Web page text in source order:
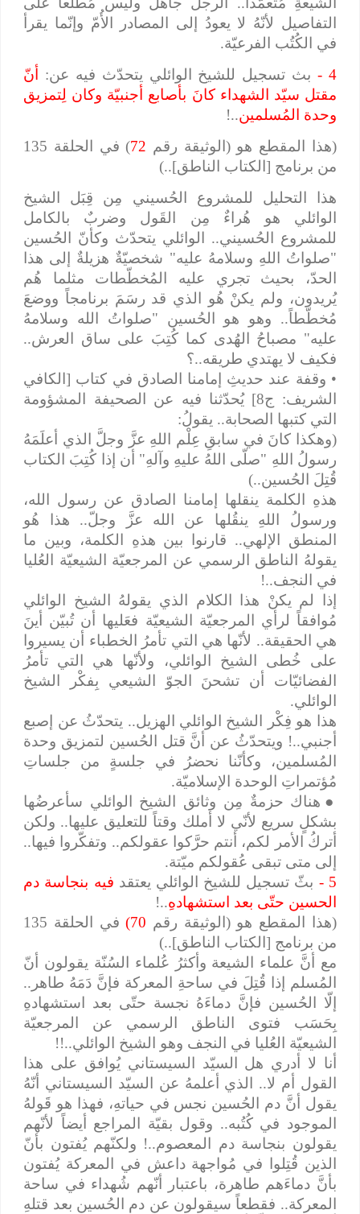
التفاصيل لأنّهُ لا يعودُ إلى المصادر الأُمّ وإنّما يقرأ
في الكُتُب الفرعيّة.
4 -
بث تسجيل للشيخ الوائلي يتحدّث فيه عن: أنّ
مقتل سيّد الشهداء كانَ بأصابع أجنبيّة وكان لِتمزيق
وحدة المُسلمين..!
(هذا المقطع هو (الوثيقة رقم 72
) في الحلقة 135
من برنامج [الكتاب الناطق]..)
هذا التحليل للمشروع الحُسيني مِن قِبَل الشيخ
الوائلي هو هُراءٌ مِن القَول وضربٌ بالكامل
للمشروع الحُسيني.. الوائلي يتحدّث وكأنّ الحُسين
"صلواتُ اللهِ وسلامهُ عليه" شخصيّةٌ هزيلةٌ إلى هذا
الحدّ، بحيث تجري عليه المُخطّطات مثلما هُم
يُريدون، ولم يكنْ هُو الذي قد رسَمَ برنامجاً ووضعَ
مُخطّطاً.. وهو هو الحُسين "صلواتُ الله وسلامهُ
عليه" مصباحُ الهُدى كما كُتِبَ على ساق العرش..
فكيف لا يهتدي طريقه..؟
• وقفة عند حديثِ إمامنا الصادق في كتاب [الكافي
الشريف: ج8] يُحدّثنا فيه عن الصحيفة المشؤومة
التي كتبها الصحابة.. يقولُ:
(وهكذا كانَ في سابقِ عِلْم اللهِ عزَّ وجلَّ الذي أعلَمَهُ
رسولُ اللهِ "صلّى الله‌ُ عليه‌ِ وآلهِ" أن إذا كُتِبَ الكتاب
قُتِلَ الحُسين..)
هذهِ الكلمة ينقلها إمامنا الصادق عن رسول الله،
ورسولُ اللهِ ينقُلها عن الله عزَّ وجلّ.. هذا هُو
المنطق الإلهي.. قارنوا بين هذهِ الكلمة، وبين ما
يقولهُ الناطق الرسمي عن المرجعيّة الشيعيّة العُليا
في النجف..!
إذا لم يكنْ هذا الكلام الذي يقولهُ الشيخ الوائلي
مُوافقاً لرأي المرجعيّة الشيعيّة فعَليها أن تُبيّن أينَ
هي الحقيقة.. لأنّها هي التي تأمرُ الخطباء أن يسيروا
على خُطى الشيخ الوائلي، ولأنّها هي التي تأمرُ
الفضائيّات أن تشحنَ الجوّ الشيعي بِفكْر الشيخ
الوائلي.
هذا هو فِكْر الشيخ الوائلي الهزيل.. يتحدّثُ عن إصبع
أجنبي..! ويتحدّثُ عن أنَّ قتل الحُسين لتمزيق وحدة
المُسلمين، وكأنّنا نحضرُ في جلسةٍ من جلساتِ
مُؤتمراتِ الوحدة الإسلاميّة.
●هناك حزمةٌ مِن وثائق الشيخ الوائلي سأعرضُها
بشكلٍ سريع لأنّي لا أملك وقتاً للتعليق عليها.. ولكن
أتركُ الأمر لكم، أنتم حرَّكوا عقولكم.. وتفكّروا فيها..
إلى متى تبقى عُقولكم ميّتة.
5 -
بثّ تسجيل للشيخ الوائلي يعتقد فيه بنجاسة دم
الحسين حتّى بعد استشهادهِ..!
(هذا المقطع هو (الوثيقة رقم 70)
في الحلقة 135
من برنامج [الكتاب الناطق]..)
مع أنَّ علماء الشيعة وأكثرُ عُلماء السُنّة يقولون أنّ
المُسلم إذا قُتِلَ في ساحةِ المعركة فإنَّ دَمَهُ طاهر..
إلّا الحُسين فإنَّ دماءَهُ نجسة حتّى بعد استشهادهِ
بِحَسَب فتوى الناطق الرسمي عن المرجعيّة
الشيعيّة العُليا في النجف وهو الشيخ الوائلي..!!
أنا لا أدري هل السيّد السيستاني يُوافق على هذا
القول أم لا.. الذي أعلمهُ عن السيّد السيستاني أنّهُ
يقول أنَّ دم الحُسين نجس في حياتهِ، فهذا هو قَولهُ
الموجود في كُتُبه.. وقول بقيّة المراجع أيضاً لأنّهم
يقولون بنجاسة دم المعصوم..! ولكنّهم يُفتون بأنّ
الذين قُتِلوا في مُواجهة داعش في المعركة يُفتون
بأنَّ دماءَهم طاهرة، باعتبار أنّهم شُهداء في ساحة
المعركة.. فقطعاً سيقولون عن دم الحُسين بعد قتلهِ